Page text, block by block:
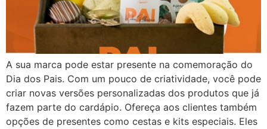
A sua marca pode estar presente na comemoração do
Dia dos Pais. Com um pouco de criatividade, você pode
criar novas versões personalizadas dos produtos que já
fazem parte do cardápio. Ofereça aos clientes também
opções de presentes como cestas e kits especiais. Eles